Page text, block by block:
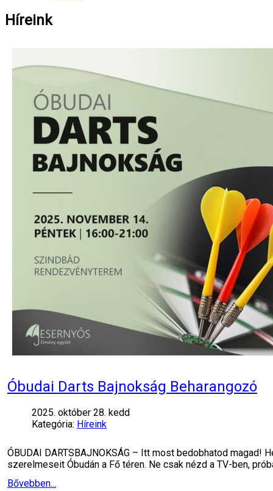
Híreink
Óbudai Darts Bajnokság Beharangozó
2025. október 28. kedd
Kategória: Híreink
ÓBUDAI DARTSBAJNOKSÁG – Itt most bedobhatod
szerelmeseit Óbudán a Fő téren. Ne csak nézd a TV-ben,
Bővebben...